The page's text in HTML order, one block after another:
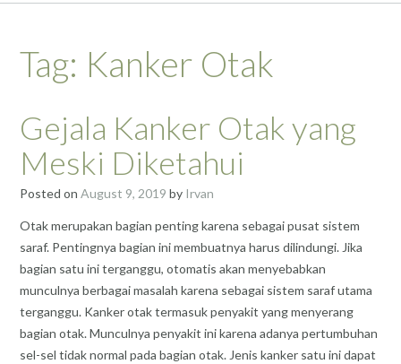
Tag: Kanker Otak
Gejala Kanker Otak yang
Meski Diketahui
Posted on August 9, 2019 by Irvan
Otak merupakan bagian penting karena sebagai pusat sistem
saraf. Pentingnya bagian ini membuatnya harus dilindungi. Jika
bagian satu ini terganggu, otomatis akan menyebabkan
munculnya berbagai masalah karena sebagai sistem saraf utama
terganggu. Kanker otak termasuk penyakit yang menyerang
bagian otak. Munculnya penyakit ini karena adanya pertumbuhan
sel-sel tidak normal pada bagian otak. Jenis kanker satu ini dapat